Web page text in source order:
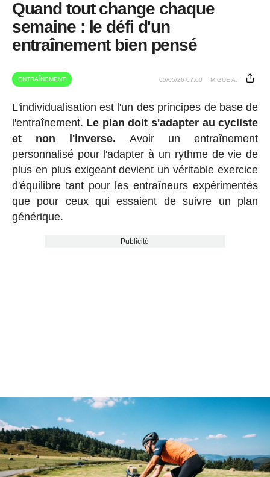
Quand tout change chaque
semaine : le défi d'un
entraînement bien pensé
ENTRAÎNEMENT 05/05/26 07:00 MIGUE A.
L'individualisation est l'un des principes de base de
l'entraînement. Le plan doit s'adapter au cycliste
et non l'inverse. Avoir un entraînement
personnalisé pour l'adapter à un rythme de vie de
plus en plus exigeant devient un véritable exercice
d'équilibre tant pour les entraîneurs expérimentés
que pour ceux qui essaient de suivre un plan
générique.
Publicité